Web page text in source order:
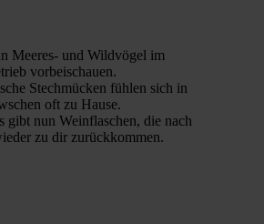
Meeres- und Wildvögel im
vorbeischauen.
Stechmücken fühlen sich in
oft zu Hause.
gibt nun Weinflaschen, die nach
zu dir zurückkommen.